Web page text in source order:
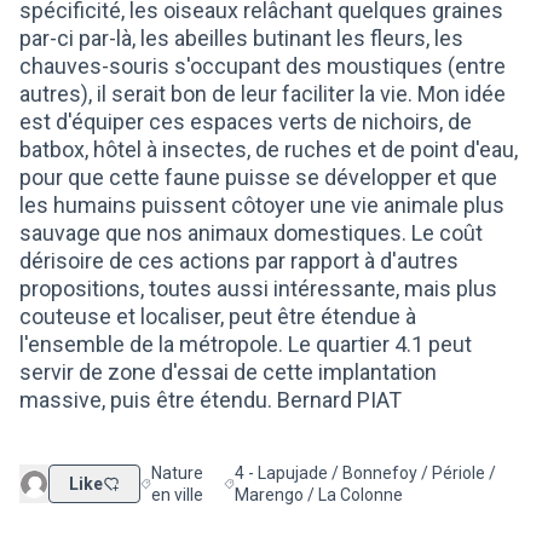
spécificité, les oiseaux relâchant quelques graines
par-ci par-là, les abeilles butinant les fleurs, les
chauves-souris s'occupant des moustiques (entre
autres), il serait bon de leur faciliter la vie. Mon idée
est d'équiper ces espaces verts de nichoirs, de
batbox, hôtel à insectes, de ruches et de point d'eau,
pour que cette faune puisse se développer et que
les humains puissent côtoyer une vie animale plus
sauvage que nos animaux domestiques. Le coût
dérisoire de ces actions par rapport à d'autres
propositions, toutes aussi intéressante, mais plus
couteuse et localiser, peut être étendue à
l'ensemble de la métropole. Le quartier 4.1 peut
servir de zone d'essai de cette implantation
massive, puis être étendu. Bernard PIAT
Like Filtrer les résultats de la catégorie : Nature en ville
Nature
en ville
Filtrer les résultats pour le secteur : 4 -
4 - Lapujade / Bonnefoy / Périole /
Marengo / La Colonne